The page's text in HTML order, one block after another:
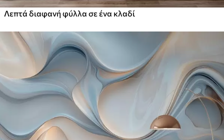
Λεπτά διαφανή φύλλα σε ένα κλαδί